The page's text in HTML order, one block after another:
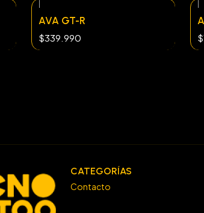
AVA GT-R
$339.990
CATEGORÍAS
Contacto